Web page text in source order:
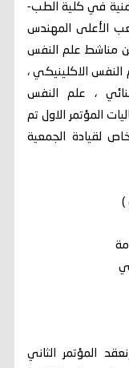
اليمنية في كلية الطب-
الأعلى المهندس
مناشط علم النفس
الاكلينيكي ،
، علم النفس
المؤتمر الاول تم
لقيادة الجمعية
إنعقد المؤتمر الثاني